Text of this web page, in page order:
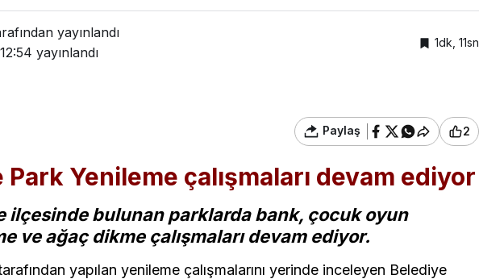
yayınlandı
yayınlandı
1dk, 11sn
Paylaş 2
Park Yenileme çalışmaları devam ediyor
ilçesinde bulunan parklarda bank, çocuk oyun
ve ağaç dikme çalışmaları devam ediyor.
yapılan yenileme çalışmalarını yerinde inceleyen Belediye